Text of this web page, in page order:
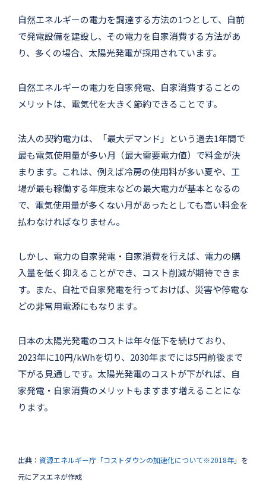
自然エネルギーの電力を調達する方法の1つとして、自前
で発電設備を建設し、その電力を自家消費する方法があ
り、多くの場合、太陽光発電が採用されています。
自然エネルギーの電力を自家発電、自家消費することの
メリットは、電気代を大きく節約できることです。
法人の契約電力は、「最大デマンド」という過去1年間で
最も電気使用量が多い月（最大需要電力値）で料金が決
まります。これは、例えば冷房の使用料が多い夏や、工
場が最も稼働する年度末などの最大電力が基本となるの
で、電気使用量が多くない月があったとしても高い料金を
払わなければなりません。
しかし、電力の自家発電・自家消費を行えば、電力の購
入量を低く抑えることができ、コスト削減が期待できま
す。また、自社で自家発電を行っておけば、災害や停電な
どの非常用電源にもなります。
日本の太陽光発電のコストは年々低下を続けており、
2023年に10円/kWhを切り、2030年までには5円前後まで
下がる見通しです。太陽光発電のコストが下がれば、自
家発電・自家消費のメリットもますます増えることにな
ります。
出典： 資源エネルギー庁「コストダウンの加速化について※2018年」 を
元にアスエネが作成